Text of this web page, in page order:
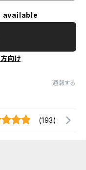
available
向け
通報する
(193)